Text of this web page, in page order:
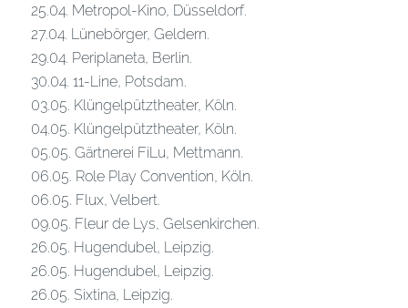
25.04. Metropol-Kino, Düsseldorf.
27.04. Lünebörger, Geldern.
29.04. Periplaneta, Berlin.
30.04. 11-Line, Potsdam.
03.05. Klüngelpütztheater, Köln.
04.05. Klüngelpütztheater, Köln.
05.05. Gärtnerei FiLu, Mettmann.
06.05. Role Play Convention, Köln.
06.05. Flux, Velbert.
09.05. Fleur de Lys, Gelsenkirchen.
26.05. Hugendubel, Leipzig.
26.05. Hugendubel, Leipzig.
26.05. Sixtina, Leipzig.